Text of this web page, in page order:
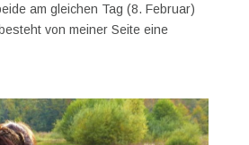
am gleichen Tag (8. Februar)
von meiner Seite eine